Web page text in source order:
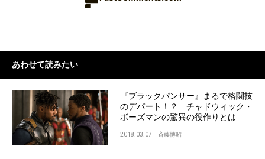
あわせて読みたい
『ブラックパンサー』まるで格闘技
のデパート！？ チャドウィック・
ボーズマンの驚異の役作りとは
2018.03.07 斉藤博昭